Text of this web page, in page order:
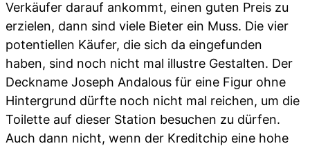
Verkäufer darauf ankommt, einen guten Preis zu
erzielen, dann sind viele Bieter ein Muss. Die vier
potentiellen Käufer, die sich da eingefunden
haben, sind noch nicht mal illustre Gestalten. Der
Deckname Joseph Andalous für eine Figur ohne
Hintergrund dürfte noch nicht mal reichen, um die
Toilette auf dieser Station besuchen zu dürfen.
Auch dann nicht, wenn der Kreditchip eine hohe